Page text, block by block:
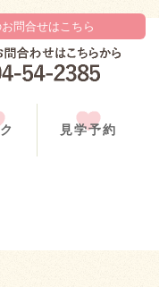
問合せはこちら
見学予約